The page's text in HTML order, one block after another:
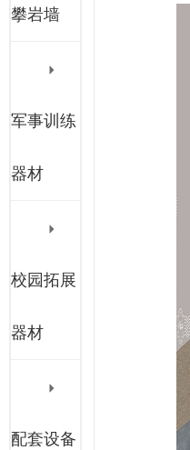
攀岩墙
军事训练
器材
校园拓展
器材
配套设备